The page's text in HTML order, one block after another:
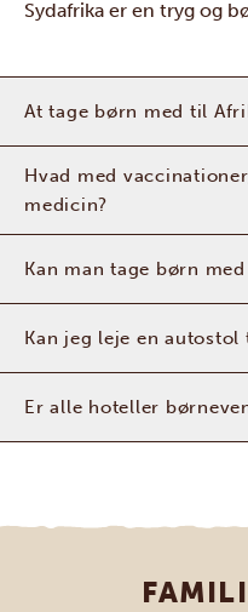
Sydafrika er en tryg og
At tage børn med til
Hvad med
medicin?
Kan man tage børn
Kan jeg leje en
Er alle hoteller